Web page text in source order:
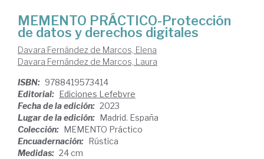
MEMENTO PRÁCTICO-Protección
de datos y derechos digitales
Davara Fernández de Marcos, Elena
Davara Fernández de Marcos, Laura
ISBN: 9788419573414
Editorial: Ediciones Lefebvre
Fecha de la edición: 2023
Lugar de la edición: Madrid. España
Colección: MEMENTO Práctico
Encuadernación: Rústica
Medidas: 24 cm